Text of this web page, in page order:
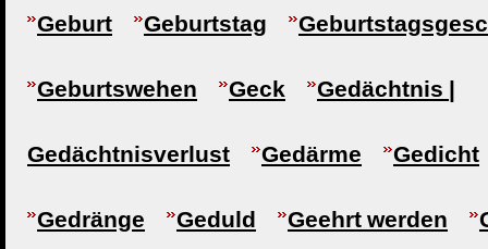
Geburt Geburtstag
Geburtswehen Geck Gedächtnis |
Gedächtnisverlust Gedärme Gedicht
Gedränge Geduld Geehrt werden